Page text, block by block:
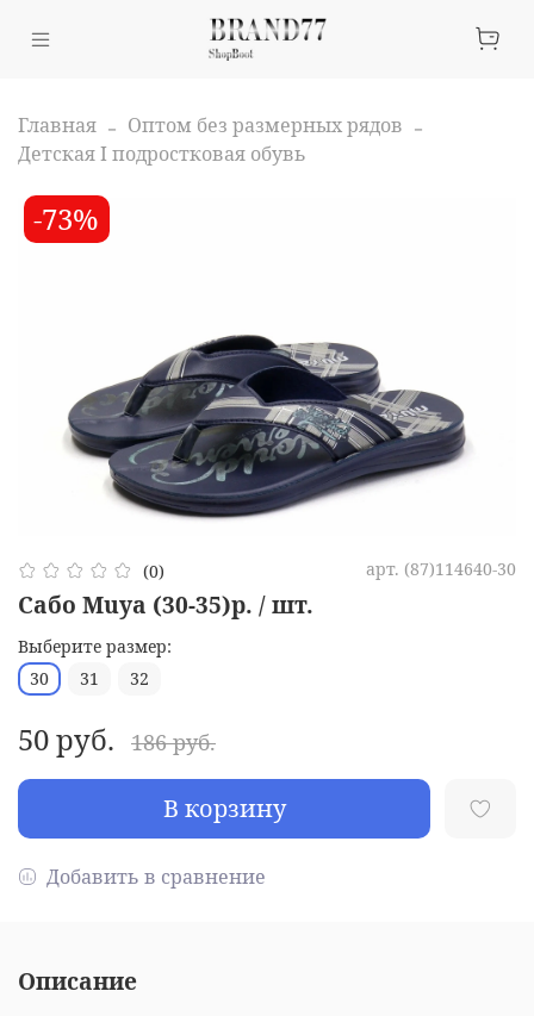
Главная
Оптом без размерных рядов
Детская I подростковая обувь
-73%
(0) арт. (87)114640-30
Сабо Muya (30-35)р. / шт.
Выберите размер:
30
31 32
50 руб. 186 руб.
В корзину
Добавить в сравнение
Описание